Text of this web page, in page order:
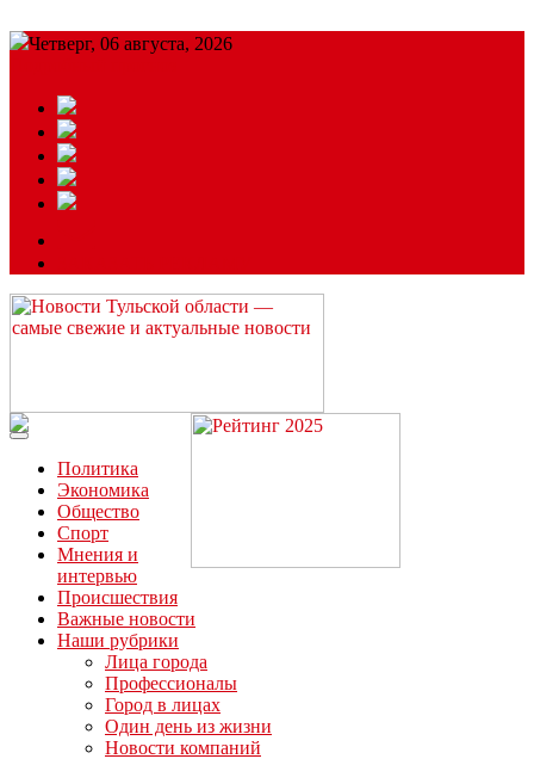
Четверг, 06 августа, 2026
Читайте последние новости дня в Тульской области на сайте
“ЗаНовомосковск”
Политика
Экономика
Общество
Спорт
Мнения и
интервью
Происшествия
Важные новости
Наши рубрики
Лица города
Профессионалы
Город в лицах
Один день из жизни
Новости компаний